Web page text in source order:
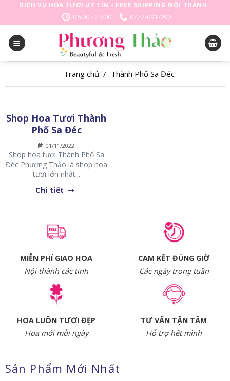
DỊCH VỤ HOA TƯƠI UY TÍN - FREE SHIPPING NỘI THÀNH
06:00 - 23:00
0777-091-090
Trang chủ / Thành Phố Sa Đéc
Shop Hoa Tươi Thành
Phố Sa Đéc
01/11/2022
Shop hoa tươi Thành Phố Sa
Đéc Phương Thảo là shop hoa
tươi lớn nhất...
Chi tiết
MIỄN PHÍ GIAO HOA
Nội thành các tỉnh
CAM KẾT ĐÚNG GIỜ
Các ngày trong tuần
HOA LUÔN TƯƠI ĐẸP
Hoa mới mỗi ngày
TƯ VẤN TẬN TÂM
Hỗ trợ hết mình
Sản Phẩm Mới Nhất